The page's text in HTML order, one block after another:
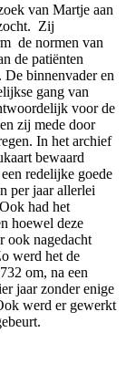
van Martje aan
Zij
de normen van
de patiënten
De binnenvader en
gang van
voor de
zij mede door
In het archief
bewaard
redelijke goede
per jaar allerlei
had het
hoewel deze
ook nagedacht
werd het de
om, na een
jaar zonder enige
werd er gewerkt